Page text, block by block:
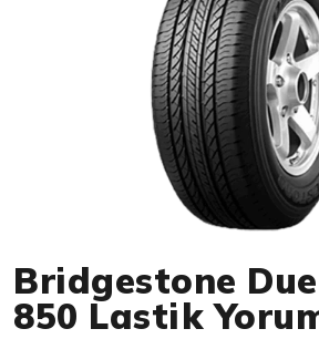
Bridgestone
850 Lastik